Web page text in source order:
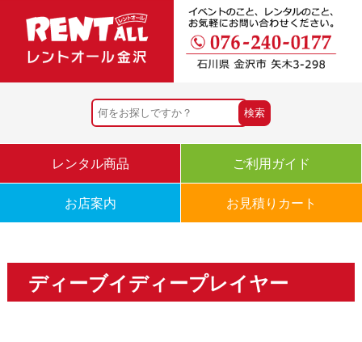
レンタル商品 ご利用ガイド
お店案内 お見積りカート
ディーブイディープレイヤー